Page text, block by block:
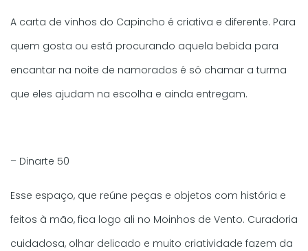
A carta de vinhos do Capincho é criativa e diferente. Para
quem gosta ou está procurando aquela bebida para
encantar na noite de namorados é só chamar a turma
que eles ajudam na escolha e ainda entregam.
– Dinarte 50
Esse espaço, que reúne peças e objetos com história e
feitos à mão, fica logo ali no Moinhos de Vento. Curadoria
cuidadosa, olhar delicado e muito criatividade fazem da